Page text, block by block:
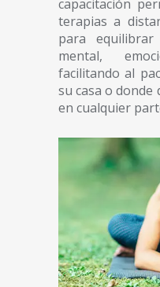
capacitación
terapias a
para
mental,
facilitando al
su casa o donde
en cualquier